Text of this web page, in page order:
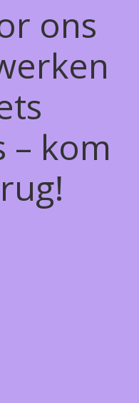
ons
– kom